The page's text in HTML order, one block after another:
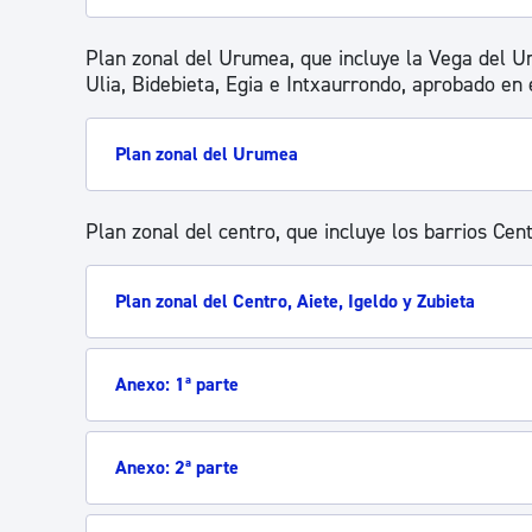
Plan zonal del Urumea, que incluye la Vega del
Ulia, Bidebieta, Egia e Intxaurrondo, aprobado en
Plan zonal del Urumea
Plan zonal del centro, que incluye los barrios
Plan zonal del Centro, Aiete, Igeldo y Zubieta
Anexo: 1ª parte
Anexo: 2ª parte